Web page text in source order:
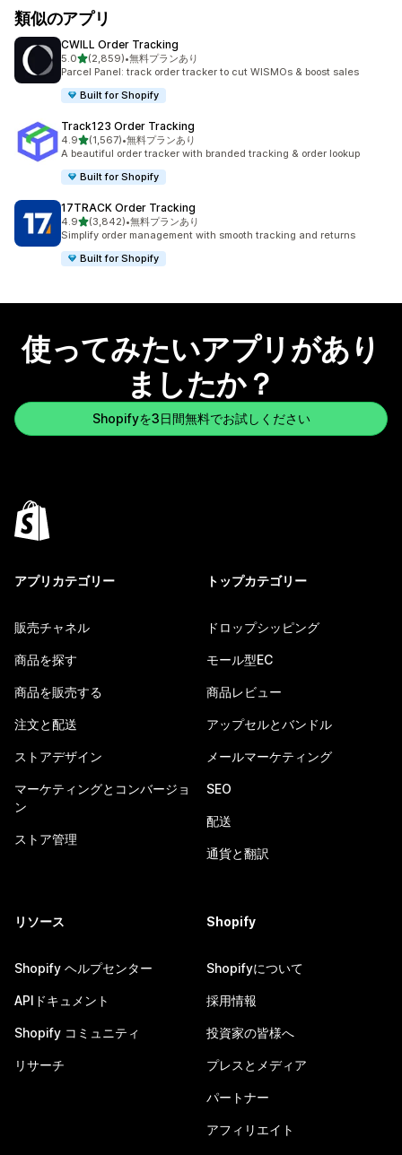
類似のアプリ
CWILL Order Tracking
5.05つ星中
(2,859)
合計レビュー数：2859件
•無料プランあり
Parcel Panel: track order tracker to cut WISMOs & boost sales
Built for Shopify
Track123 Order Tracking
4.95つ星中
(1,567)
合計レビュー数：1567件
•無料プランあり
A beautiful order tracker with branded tracking & order lookup
Built for Shopify
17TRACK Order Tracking
4.95つ星中
(3,842)
合計レビュー数：3842件
•無料プランあり
Simplify order management with smooth tracking and returns
Built for Shopify
使ってみたいアプリがあり
ましたか？
Shopifyを3日間無料でお試しください
アプリカテゴリー
販売チャネル
商品を探す
商品を販売する
注文と配送
ストアデザイン
マーケティングとコンバージョ
ン
ストア管理
トップカテゴリー
ドロップシッピング
モール型EC
商品レビュー
アップセルとバンドル
メールマーケティング
SEO
配送
通貨と翻訳
リソース
Shopify ヘルプセンター
APIドキュメント
Shopify コミュニティ
リサーチ
Shopify
Shopifyについて
採用情報
投資家の皆様へ
プレスとメディア
パートナー
アフィリエイト